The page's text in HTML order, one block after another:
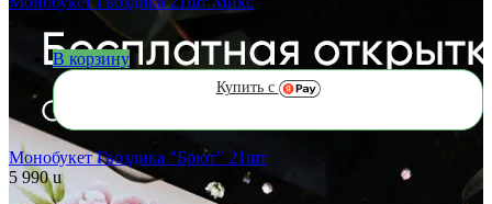
В корзину
Купить с
Монобукет Гвоздика "Брют" 21шт
5 990 u